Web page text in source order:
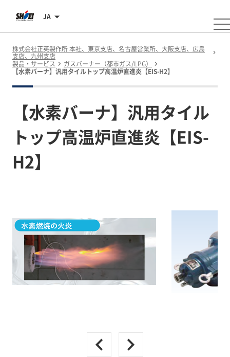
JA
株式会社正英製作所 本社、東京支店、名古屋営業所、大阪支店、広島
支店、九州支店
製品・サービス
ガスバーナー（都市ガス/LPG）
【水素バーナ】汎用タイルトップ高温炉直進炎【EIS-H2】
【水素バーナ】汎用タイル
トップ高温炉直進炎【EIS-
H2】